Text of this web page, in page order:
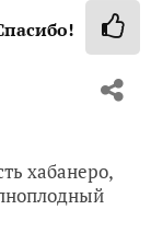
хабанеро,